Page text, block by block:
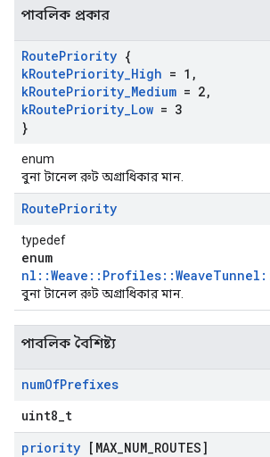
পাবলিক প্রকার
RoutePriority {
kRoutePriority_High = 1 ,
kRoutePriority_Medium = 2,
kRoutePriority_Low = 3
}
enum
বুনা টানেল রুট অগ্রাধিকার মান.
RoutePriority
typedef
enum
বুনা টানেল রুট অগ্রাধিকার মান.
পাবলিক বৈশিষ্ট্য
numOfPrefixes
uint8_t
priority [MAX NUM ROUTES]